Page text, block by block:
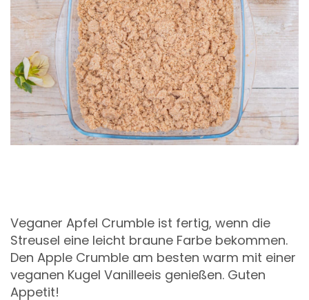
Veganer Apfel Crumble ist fertig, wenn die
Streusel eine leicht braune Farbe bekommen.
Den Apple Crumble am besten warm mit einer
veganen Kugel Vanilleeis genießen. Guten
Appetit!